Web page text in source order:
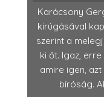
Karácsony
kirúgásával
szerint a
ki őt. Igaz,
amire igen,
bíróság.